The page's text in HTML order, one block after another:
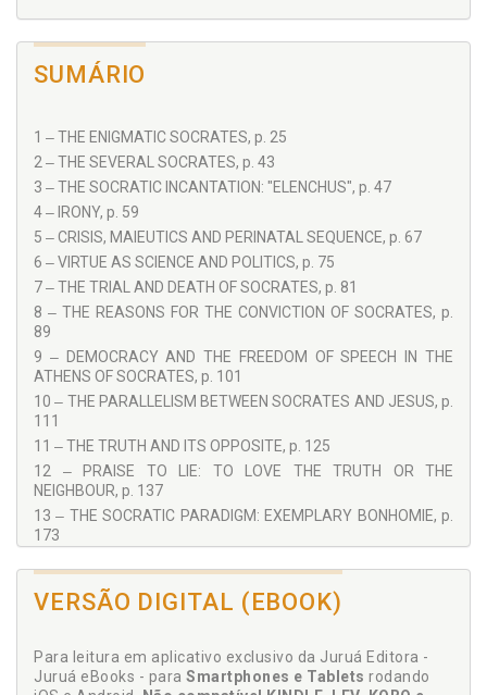
SUMÁRIO
1 ‒ THE ENIGMATIC SOCRATES, p. 25
2 ‒ THE SEVERAL SOCRATES, p. 43
3 ‒ THE SOCRATIC INCANTATION: "ELENCHUS", p. 47
4 ‒ IRONY, p. 59
5 ‒ CRISIS, MAIEUTICS AND PERINATAL SEQUENCE, p. 67
6 ‒ VIRTUE AS SCIENCE AND POLITICS, p. 75
7 ‒ THE TRIAL AND DEATH OF SOCRATES, p. 81
8 ‒ THE REASONS FOR THE CONVICTION OF SOCRATES, p.
89
9 ‒ DEMOCRACY AND THE FREEDOM OF SPEECH IN THE
ATHENS OF SOCRATES, p. 101
10 ‒ THE PARALLELISM BETWEEN SOCRATES AND JESUS, p.
111
11 ‒ THE TRUTH AND ITS OPPOSITE, p. 125
12 ‒ PRAISE TO LIE: TO LOVE THE TRUTH OR THE
NEIGHBOUR, p. 137
13 ‒ THE SOCRATIC PARADIGM: EXEMPLARY BONHOMIE, p.
173
15 ‒ THE NEED TO THINK AND THE CONSEQUENCES OF NOT
THINKING, p. 193
FRIENDSHIP", p. 203
BIBLIOGRAPHY, p. 221
VERSÃO DIGITAL (EBOOK)
Para leitura em aplicativo exclusivo da Juruá Editora -
Juruá eBooks - para Smartphones e Tablets rodando